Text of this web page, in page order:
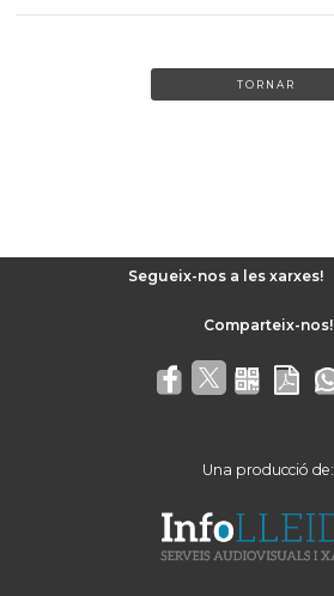
TORNAR
Segueix-nos a les xarxes!
Una producció de: